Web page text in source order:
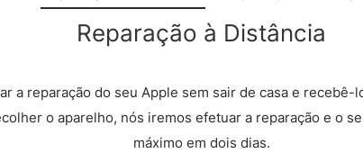
Reparação à Distância
a reparação do seu Apple sem sair de casa e recebê-
o aparelho, nós iremos efetuar a reparação e o
máximo em dois dias.